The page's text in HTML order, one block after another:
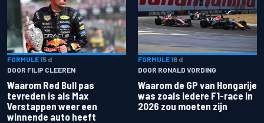
FORMULE 15 d
DOOR FILIP CLEEREN
Waarom Red Bull pas
tevreden is als Max
Verstappen weer een
winnende auto heeft
FORMULE 16 d
DOOR RONALD VORDING
Waarom de GP van Hongarije
was zoals iedere F1-race in
2026 zou moeten zijn